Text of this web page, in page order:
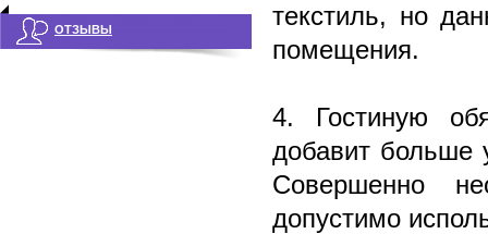
текстиль, но
помещения.
4. Гостиную
добавит больше
Совершенно
допустимо
ОТЗЫВЫ